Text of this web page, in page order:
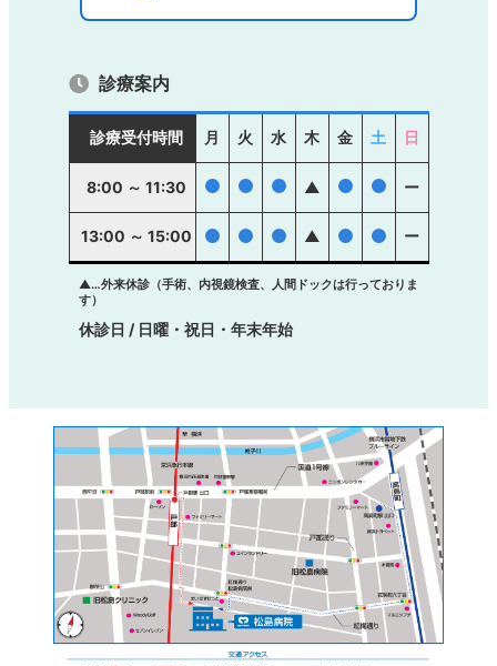
診療案内
診療受付時間 月 火 水 木 金 土 日
8:00 ～ 11:30 ● ● ● ▲ ● ● ー
13:00 ～ 15:00 ● ● ● ▲ ● ● ー
▲…外来休診（手術、内視鏡検査、人間ドックは行っておりま
す）
休診日 / 日曜・祝日・年末年始